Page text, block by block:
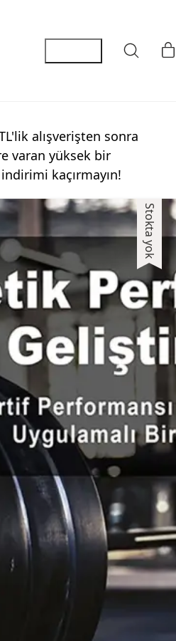
alışverişten sonra
varan yüksek bir
kaçırmayın!
Stokta yok